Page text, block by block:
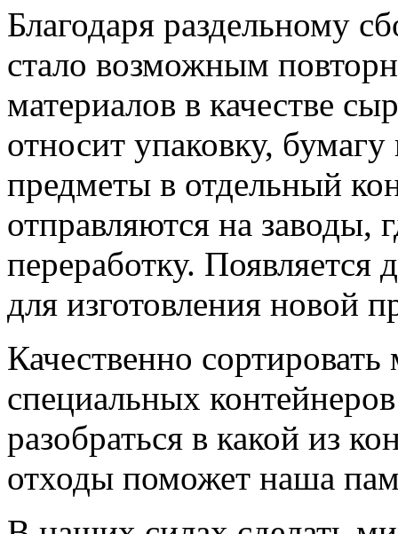
Благодаря раздельному
стало возможным
материалов в качестве
относит упаковку,
предметы в отдельный
отправляются на заводы,
переработку. Появляется
для изготовления новой
Качественно
специальных
разобраться в какой из
отходы поможет наша